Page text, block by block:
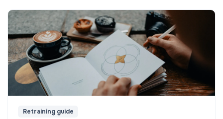
Retraining guide